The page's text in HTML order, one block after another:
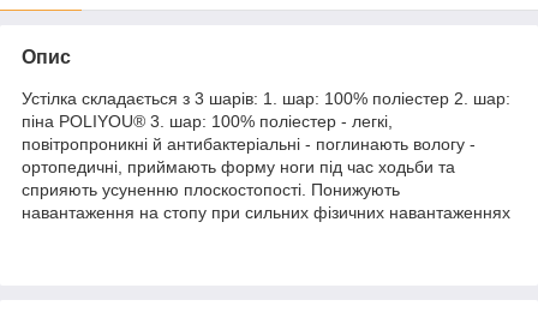
Опис
Устілка складається з 3 шарів: 1. шар: 100% поліестер 2. шар:
піна POLIYOU® 3. шар: 100% поліестер - легкі,
повітропроникні й антибактеріальні - поглинають вологу -
ортопедичні, приймають форму ноги під час ходьби та
сприяють усуненню плоскостопості. Понижують
навантаження на стопу при сильних фізичних навантаженнях